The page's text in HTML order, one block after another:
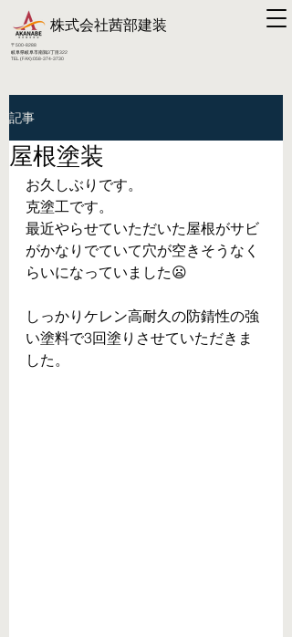
株式会社茜部建装
〒500-8288
​岐阜県岐阜市南鶉3丁目322
TEL (FAX):058-374-3730
記事
屋根塗装
お久しぶりです。
克塗工です。
最近やらせていただいた屋根がサビ
がかなりでていて穴が空きそうなく
らいになっていました😦
しっかりケレン高耐久の防錆性の強
い塗料で3回塗りさせていただきま
した。